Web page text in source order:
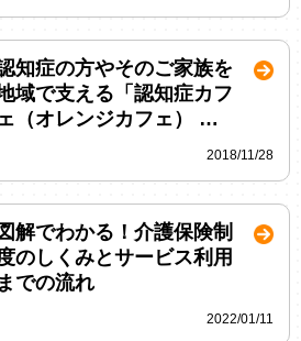
知症の方やそのご家族を
域で支える「認知症カフ
ェ（オレンジカフェ） …
2018/11/28
図解でわかる！介護保険制
のしくみとサービス利用
までの流れ
2022/01/11